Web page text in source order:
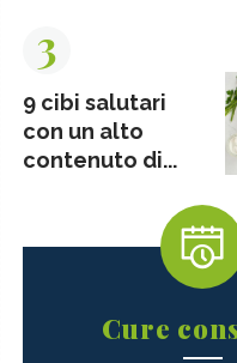
3
9 cibi salutari
con un alto
contenuto di...
Cure